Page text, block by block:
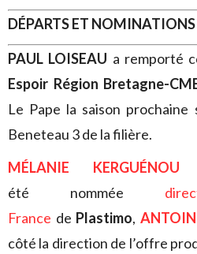
DÉPARTS ET NOMINATIONS
PAUL LOISEAU a remporté
Espoir Région Bretagne-
Le Pape la saison
Beneteau 3 de la filière.
MÉLANIE KERGUÉNOU
été nommée
France de Plastimo,
côté la direction de l’offre